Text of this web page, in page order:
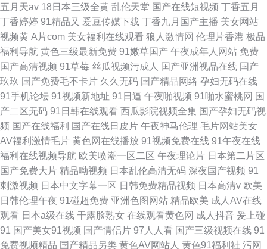
五月天av 18日本三级全黄 乱伦天堂 国产在线短视频 丁香五月
丁香婷婷 91精品又 爱豆传媒下载 丁香九月国产主播 美女网站
视频黄 A片com 美女福利在线观看 狼人激情网 伦理片香港 极品
福利导航 黄色三级最新免费 91嫩草国产 午夜成年人网站 免费
国产高清视频 91草莓 丝瓜视频污成人 国产亚洲视品在线 国产
玖玖 国产免费毛不卡片 久久无码 国产精品网络 孕妇无码在线
91手机论坛 91视频新地址 91日逼 午夜啪视频 91啪水蜜桃网 国
产二区无码 91日韩在线观看 西瓜影院视频全集 国产孕妇无码视
频 国产在线福利 国产在线日皮片 午夜神马伦理 毛片网站美女
AV福利激情毛片 黄色网在线播放 91视频免费在线 91午夜在线
福利在线视频导航 欧美喷潮一区二区 午夜理论片 日本第二片区
国产免费大片 精品呦视频 日本乱伦高清无码 深夜国产视频 91
刺激视频 日本中文字幕一区 日韩免费精品视频 日本高清v 欧美
日韩伦理午夜 91碰超免费 亚洲色图网站 精品欧美 成人AV在线
观看 日本a级在线 干露脸熟女 在线观看黄色网 成人抖音 爰上碰
91 国产美女91视频 国产情侣片 97人人看 国产三级视频在线 91
免费视频精品 国产精品另类 黄色AV网站人 黄色91福利社 污网